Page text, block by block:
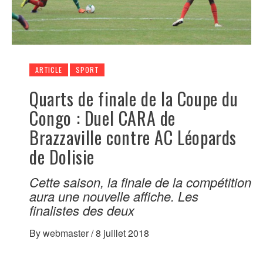
ARTICLE SPORT
Quarts de finale de la Coupe du
Congo : Duel CARA de
Brazzaville contre AC Léopards
de Dolisie
Cette saison, la finale de la compétition
aura une nouvelle affiche. Les
finalistes des deux
Bywebmaster/8 juillet 2018